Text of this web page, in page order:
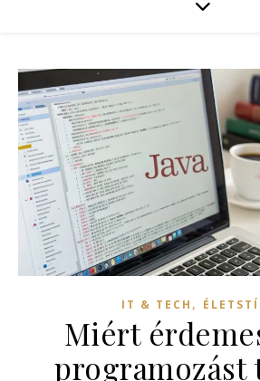
IT & TECH ,
Miért
programozást